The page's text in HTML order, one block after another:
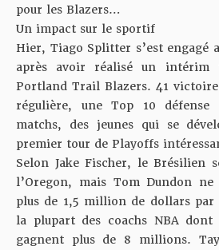
pour les Blazers…
Un impact sur le sportif
Hier, Tiago Splitter s’est engagé
après avoir réalisé un intérim
Portland Trail Blazers. 41
régulière, une Top 10
matchs, des jeunes qui se
premier tour de Playoffs
Selon Jake Fischer, le Brésilien
l’Oregon, mais Tom Dundon
plus de 1,5 million de dollars par
la plupart des coachs NBA
gagnent plus de 8 millions.